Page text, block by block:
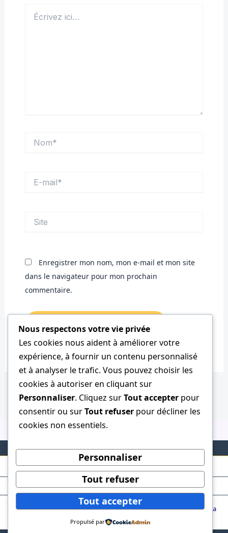
ici…
mail*
Enregistrer mon nom, mon e-mail et mon site
dans le navigateur pour mon prochain
commentaire.
Copyright © 2026 ClubTaurin | Powered byThème WordPress Astra
Nous respectons votre vie privée
Les cookies nous aident à améliorer votre
expérience, à fournir un contenu personnalisé
et à analyser le trafic. Vous pouvez choisir les
cookies à autoriser en cliquant sur
Personnaliser. Cliquez surTout accepter pour
consentir ou surTout refuser pour décliner les
cookies non essentiels.
Personnaliser
Tout refuser
Tout accepter
Propulsé par